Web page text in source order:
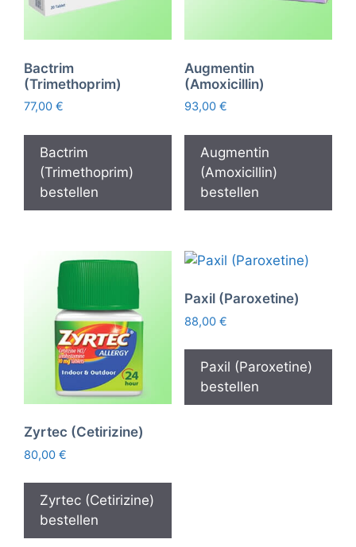
Bactrim
(Trimethoprim)
77,00 €
Bactrim
(Trimethoprim)
bestellen
Augmentin
(Amoxicillin)
93,00 €
Augmentin
(Amoxicillin)
bestellen
Zyrtec (Cetirizine)
80,00 €
Zyrtec (Cetirizine)
bestellen
Paxil (Paroxetine)
88,00 €
Paxil (Paroxetine)
bestellen